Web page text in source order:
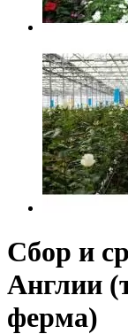
Сбор и
Англии
ферма)